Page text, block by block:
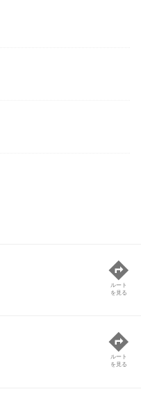
ルート
を見る
ルート
を見る